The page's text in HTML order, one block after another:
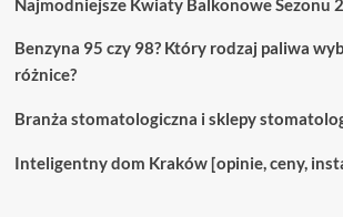
Najmodniejsze Kwiaty Balkonowe Sezonu
Benzyna 95 czy 98? Który rodzaj paliwa
różnice?
Branża stomatologiczna i sklepy
Inteligentny dom Kraków [opinie, ceny,